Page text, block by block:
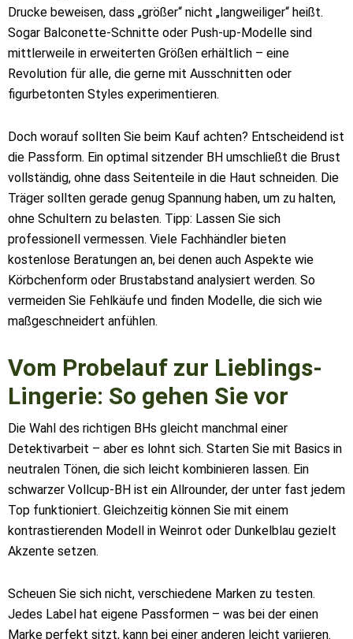
Drucke beweisen, dass „größer“ nicht „langweiliger“ heißt.
Sogar Balconette-Schnitte oder Push-up-Modelle sind
mittlerweile in erweiterten Größen erhältlich – eine
Revolution für alle, die gerne mit Ausschnitten oder
figurbetonten Styles experimentieren.
Doch worauf sollten Sie beim Kauf achten? Entscheidend ist
die Passform. Ein optimal sitzender BH umschließt die Brust
vollständig, ohne dass Seitenteile in die Haut schneiden. Die
Träger sollten gerade genug Spannung haben, um zu halten,
ohne Schultern zu belasten. Tipp: Lassen Sie sich
professionell vermessen. Viele Fachhändler bieten
kostenlose Beratungen an, bei denen auch Aspekte wie
Körbchenform oder Brustabstand analysiert werden. So
vermeiden Sie Fehlkäufe und finden Modelle, die sich wie
maßgeschneidert anfühlen.
Vom Probelauf zur Lieblings-
Lingerie: So gehen Sie vor
Die Wahl des richtigen BHs gleicht manchmal einer
Detektivarbeit – aber es lohnt sich. Starten Sie mit Basics in
neutralen Tönen, die sich leicht kombinieren lassen. Ein
schwarzer Vollcup-BH ist ein Allrounder, der unter fast jedem
Top funktioniert. Gleichzeitig können Sie mit einem
kontrastierenden Modell in Weinrot oder Dunkelblau gezielt
Akzente setzen.
Scheuen Sie sich nicht, verschiedene Marken zu testen.
Jedes Label hat eigene Passformen – was bei der einen
Marke perfekt sitzt, kann bei einer anderen leicht variieren.